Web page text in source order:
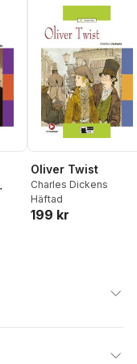
Oliver Twist
Charles Dickens
Häftad
199 kr